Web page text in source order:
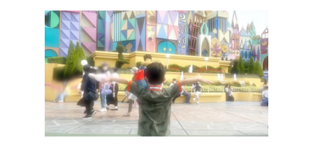
色々と自慢げに話してくれました。 「脚が14
本ある…、エビ、カニ（甲殻類）の仲間なんだ
よ…、 コンクリートやダンボールも食べるんだ
よ…」etc. 大人になると知識も増え、 新鮮な
感動が減ってきてしまいがちですが、 子供は全
ての出会いが新鮮で、 目の前が初めての発見ば
かりです。 親としては、できるだけ色々な経験
をさせてあげたいものです。 梅雨明けまであと
少しです。 皆様くれぐれもご自愛ください。